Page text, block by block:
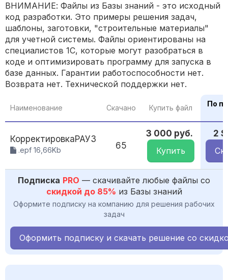
ВНИМАНИЕ: Файлы из Базы знаний - это исходный
код разработки. Это примеры решения задач,
шаблоны, заготовки, "строительные материалы"
для учетной системы. Файлы ориентированы на
специалистов 1С, которые могут разобраться в
коде и оптимизировать программу для запуска в
базе данных. Гарантии работоспособности нет.
Возврата нет. Технической поддержки нет.
Наименование Скачано Купить файл
По
КорректировкаРАУЗ
.epf 16,66Kb 65
3 000 руб.
Купить
2
Подписка PRO — скачивайте любые файлы со
скидкой до 85% из Базы знаний
Оформите подписку на компанию для решения рабочих
задач
Оформить подписку и скачать решение со